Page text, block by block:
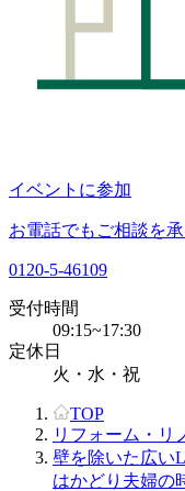
イベントに参加
お電話でもご相談を
0120-5-46109
受付時間
09:15~17:30
定休日
火・水・祝
TOP
リフォーム・リ
壁を除いた広い
はかどり夫婦の